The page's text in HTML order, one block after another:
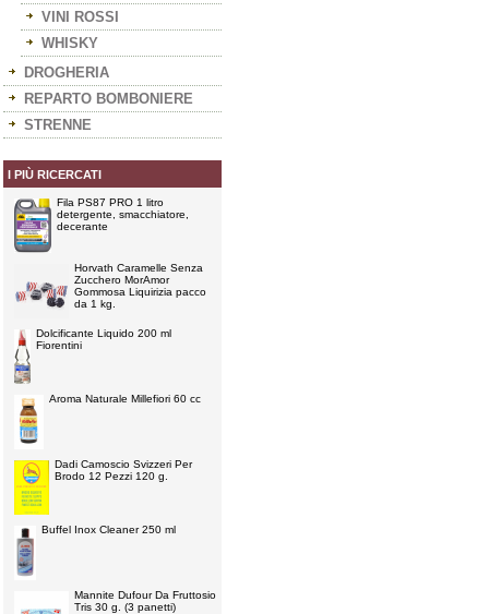
VINI ROSSI
WHISKY
DROGHERIA
REPARTO BOMBONIERE
STRENNE
I PIÙ RICERCATI
Fila PS87 PRO 1 litro
detergente, smacchiatore,
decerante
Horvath Caramelle Senza
Zucchero MorAmor
Gommosa Liquirizia pacco
da 1 kg.
Dolcificante Liquido 200 ml
Fiorentini
Aroma Naturale Millefiori 60 cc
Dadi Camoscio Svizzeri Per
Brodo 12 Pezzi 120 g.
Buffel Inox Cleaner 250 ml
Mannite Dufour Da Fruttosio
Tris 30 g. (3 panetti)